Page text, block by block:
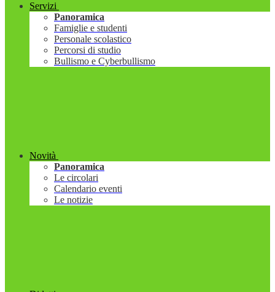
Servizi
Panoramica
Famiglie e studenti
Personale scolastico
Percorsi di studio
Bullismo e Cyberbullismo
Novità
Panoramica
Le circolari
Calendario eventi
Le notizie